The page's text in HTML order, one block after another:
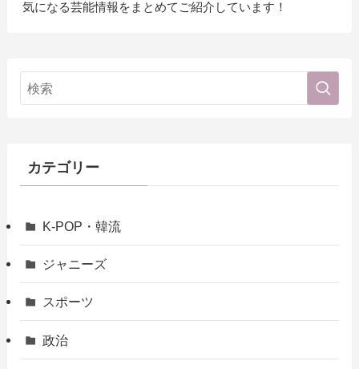
気になる芸能情報をまとめてご紹介しています！
カテゴリー
K-POP・韓流
ジャニーズ
スポーツ
政治